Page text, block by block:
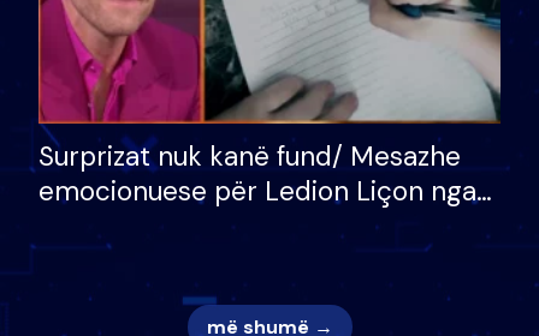
Surprizat nuk kanë fund/ Mesazhe
emocionuese për Ledion Liçon nga
nëna dhe fëmijët e tij, moderatori
nuk i mban dot lotët: Nuk meritoj…
më shumë →